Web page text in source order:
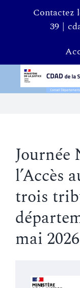
Contactez
39 |
Journée
l’Accès
trois
mai